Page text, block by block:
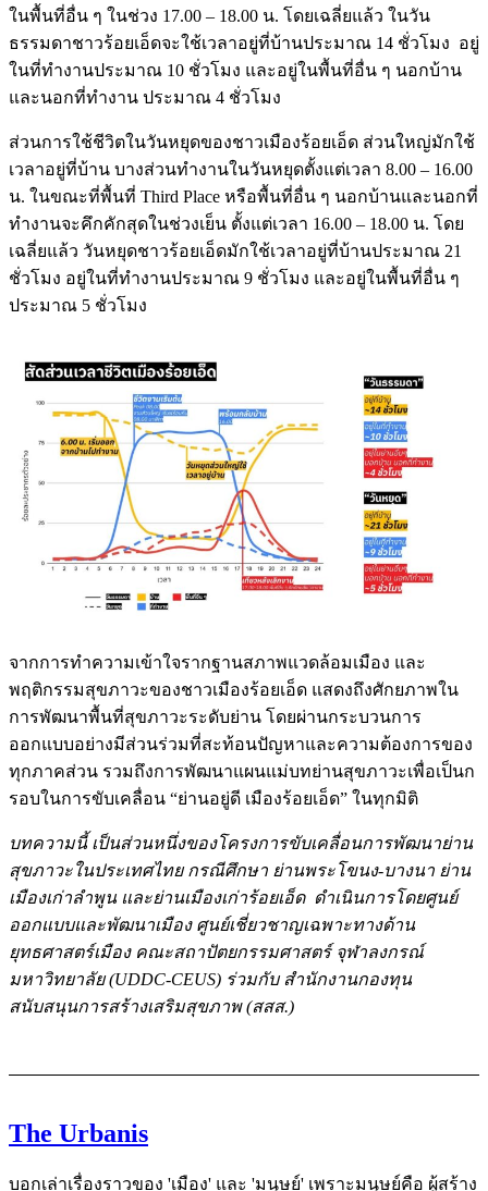
ในพื้นที่อื่น ๆ ในช่วง 17.00 – 18.00 น. โดยเฉลี่ยแล้ว ในวัน
ธรรมดาชาวร้อยเอ็ดจะใช้เวลาอยู่ที่บ้านประมาณ 14 ชั่วโมง อยู่
ในที่ทำงานประมาณ 10 ชั่วโมง และอยู่ในพื้นที่อื่น ๆ นอกบ้าน
และนอกที่ทำงาน ประมาณ 4 ชั่วโมง
ส่วนการใช้ชีวิตในวันหยุดของชาวเมืองร้อยเอ็ด ส่วนใหญ่มักใช้
เวลาอยู่ที่บ้าน บางส่วนทำงานในวันหยุดตั้งแต่เวลา 8.00 – 16.00
น. ในขณะที่พื้นที่ Third Place หรือพื้นที่อื่น ๆ นอกบ้านและนอกที่
ทำงานจะคึกคักสุดในช่วงเย็น ตั้งแต่เวลา 16.00 – 18.00 น. โดย
เฉลี่ยแล้ว วันหยุดชาวร้อยเอ็ดมักใช้เวลาอยู่ที่บ้านประมาณ 21
ชั่วโมง อยู่ในที่ทำงานประมาณ 9 ชั่วโมง และอยู่ในพื้นที่อื่น ๆ
ประมาณ 5 ชั่วโมง
จากการทำความเข้าใจรากฐานสภาพแวดล้อมเมือง และ
พฤติกรรมสุขภาวะของชาวเมืองร้อยเอ็ด แสดงถึงศักยภาพใน
การพัฒนาพื้นที่สุขภาวะระดับย่าน โดยผ่านกระบวนการ
ออกแบบอย่างมีส่วนร่วมที่สะท้อนปัญหาและความต้องการของ
ทุกภาคส่วน รวมถึงการพัฒนาแผนแม่บทย่านสุขภาวะเพื่อเป็นก
รอบในการขับเคลื่อน “ย่านอยู่ดี เมืองร้อยเอ็ด” ในทุกมิติ
บทความนี้ เป็นส่วนหนึ่งของโครงการขับเคลื่อนการพัฒนาย่าน
สุขภาวะในประเทศไทย กรณีศึกษา ย่านพระโขนง-บางนา ย่าน
เมืองเก่าลำพูน และย่านเมืองเก่าร้อยเอ็ด ดำเนินการโดยศูนย์
ออกแบบและพัฒนาเมือง ศูนย์เชี่ยวชาญเฉพาะทางด้าน
ยุทธศาสตร์เมือง คณะสถาปัตยกรรมศาสตร์ จุฬาลงกรณ์
มหาวิทยาลัย (UDDC-CEUS) ร่วมกับ สำนักงานกองทุน
สนับสนุนการสร้างเสริมสุขภาพ (สสส.)
The Urbanis
บอกเล่าเรื่องราวของ 'เมือง' และ 'มนุษย์' เพราะมนุษย์คือ ผู้สร้าง